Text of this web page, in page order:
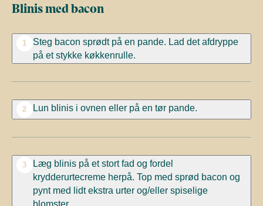
Blinis med bacon
1
Steg bacon sprødt på en pande. Lad det afdryppe
på et stykke køkkenrulle.
2 Lun blinis i ovnen eller på en tør pande.
3
Læg blinis på et stort fad og fordel
krydderurtecreme herpå. Top med sprød bacon og
pynt med lidt ekstra urter og/eller spiselige
blomster.